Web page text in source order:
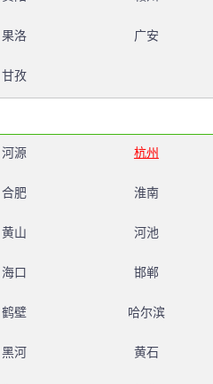
果洛 广安
甘孜
河源 杭州
合肥 淮南
黄山 河池
海口 邯郸
鹤壁 哈尔滨
黑河 黄石